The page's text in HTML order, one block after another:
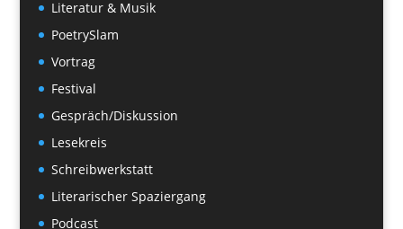
Literatur & Musik
PoetrySlam
Vortrag
Festival
Gespräch/Diskussion
Lesekreis
Schreibwerkstatt
Literarischer Spaziergang
Podcast